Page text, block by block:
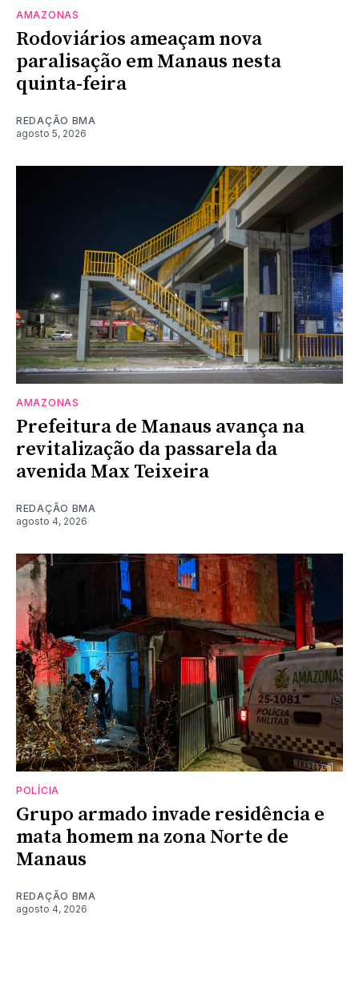
AMAZONAS
Rodoviários ameaçam nova
paralisação em Manaus nesta
quinta-feira
REDAÇÃO BMA
agosto 5, 2026
AMAZONAS
Prefeitura de Manaus avança na
revitalização da passarela da
avenida Max Teixeira
REDAÇÃO BMA
agosto 4, 2026
POLÍCIA
Grupo armado invade residência e
mata homem na zona Norte de
Manaus
REDAÇÃO BMA
agosto 4, 2026